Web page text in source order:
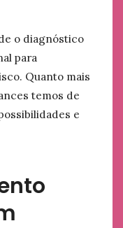
o diagnóstico
para
Quanto mais
temos de
e